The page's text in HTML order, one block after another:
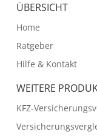
ÜBERSICHT
Home
Ratgeber
Hilfe & Kontakt
WEITERE
KFZ-